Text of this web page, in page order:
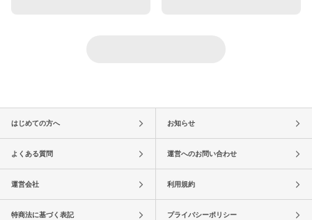
はじめての方へ お知らせ
よくある質問 運営へのお問い合わせ
運営会社 利用規約
特商法に基づく表記 プライバシーポリシー